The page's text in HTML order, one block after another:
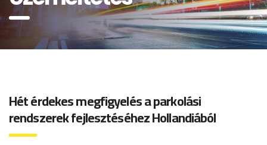
Hét érdekes megfigyelés a parkolási
rendszerek fejlesztéséhez Hollandiából